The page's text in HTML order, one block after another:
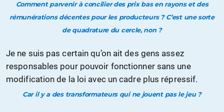
Comment parvenir à concilier des prix bas en rayons et des
rémunérations décentes pour les producteurs ? C’est une sorte
de quadrature du cercle, non ?
Je ne suis pas certain qu’on ait des gens assez
responsables pour pouvoir fonctionner sans une
modification de la loi avec un cadre plus répressif.
Car il y a des transformateurs qui ne jouent pas le jeu ?